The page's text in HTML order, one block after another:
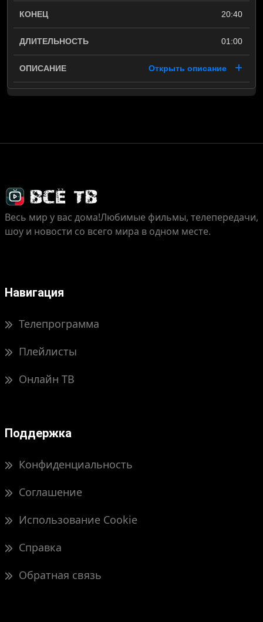
20:40
01:00
Открыть описание
Весь мир у вас дома!Любимые фильмы, телепередачи,
шоу и новости со всего мира в одном месте.
Навигация
Телепрограмма
Плейлисты
Онлайн ТВ
Поддержка
Конфиденциальность
Соглашение
Использование Cookie
Справка
Обратная связь